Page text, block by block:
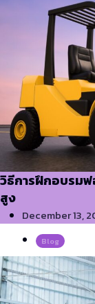
วิธีการฝึกอบรม
สูง
December 13,
Blog